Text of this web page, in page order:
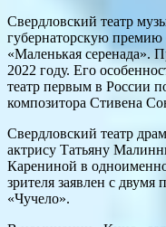
Свердловский театр
губернаторскую
«Маленькая серенада».
2022 году. Его
театр первым в России
композитора Стивена
Свердловский театр
актрису Татьяну
Карениной в
зрителя заявлен с
«Чучело».